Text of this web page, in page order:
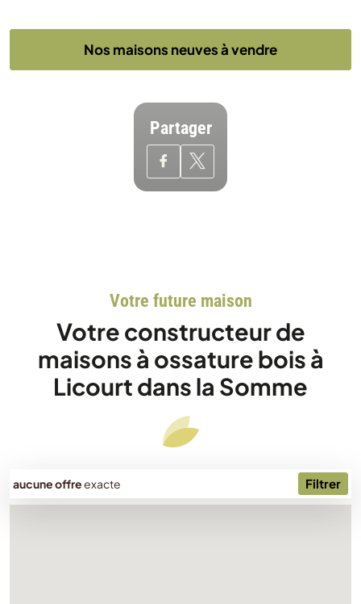
Nos maisons neuves à vendre
Partager
Votre future maison
Votre constructeur de
maisons à ossature bois à
Licourt dans la Somme
aucune offreexacte Filtrer